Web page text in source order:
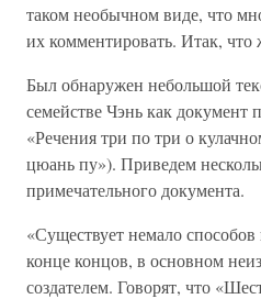
таком необычном виде, что
их комментировать. Итак,
Был обнаружен небольшой
семействе Чэнь как
«Речения три по три о
цюань пу»). Приведем
примечательного документа.
«Существует немало способов
конце концов, в основном
создателем. Говорят, что